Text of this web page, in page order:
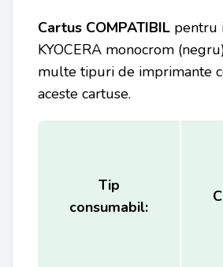
Cartus COMPATIBIL pentru
KYOCERA monocrom
multe tipuri de imprimante
aceste cartuse.
Tip
consumabil: